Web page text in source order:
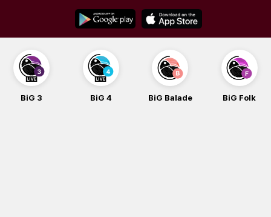
content
BiG 3 BiG 4 BiG Balade BiG Folk